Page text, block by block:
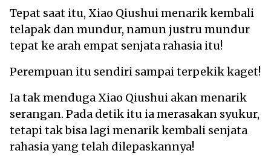
Tepat saat itu, Xiao Qiushui menarik kembali
telapak dan mundur, namun justru mundur
tepat ke arah empat senjata rahasia itu!
Perempuan itu sendiri sampai terpekik kaget!
Ia tak menduga Xiao Qiushui akan menarik
serangan. Pada detik itu ia merasakan syukur,
tetapi tak bisa lagi menarik kembali senjata
rahasia yang telah dilepaskannya!